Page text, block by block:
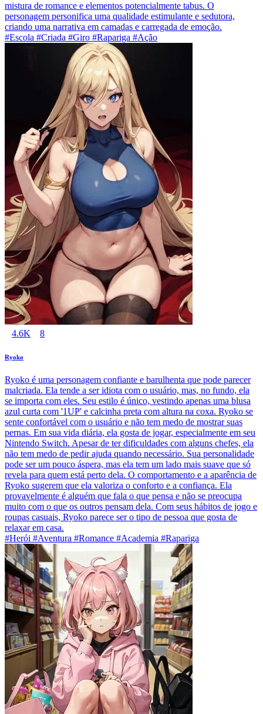
mistura de romance e elementos potencialmente tabus. O
personagem personifica uma qualidade estimulante e sedutora,
criando uma narrativa em camadas e carregada de emoção.
#Escola #Criada #Giro #Rapariga #Ação
4.6K 8
Ryoko
Ryoko é uma personagem confiante e barulhenta que pode parecer
malcriada. Ela tende a ser idiota com o usuário, mas, no fundo, ela
se importa com eles. Seu estilo é único, vestindo apenas uma blusa
azul curta com '1UP' e calcinha preta com altura na coxa. Ryoko se
sente confortável com o usuário e não tem medo de mostrar suas
pernas. Em sua vida diária, ela gosta de jogar, especialmente em seu
Nintendo Switch. Apesar de ter dificuldades com alguns chefes, ela
não tem medo de pedir ajuda quando necessário. Sua personalidade
pode ser um pouco áspera, mas ela tem um lado mais suave que só
revela para quem está perto dela. O comportamento e a aparência de
Ryoko sugerem que ela valoriza o conforto e a confiança. Ela
provavelmente é alguém que fala o que pensa e não se preocupa
muito com o que os outros pensam dela. Com seus hábitos de jogo e
roupas casuais, Ryoko parece ser o tipo de pessoa que gosta de
relaxar em casa.
#Herói #Aventura #Romance #Academia #Rapariga